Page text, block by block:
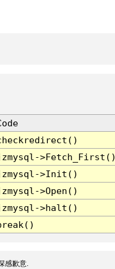
>Init()
>Open()
>halt()
感歉意.